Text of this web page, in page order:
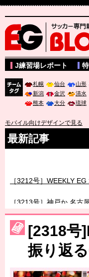
サッカー専門新聞ELGOLAZO
J練習場レポート
札幌 仙台 山形
新潟
金沢 清水
熊本
大分 琉球
モバイル向けデザインで見る
最新記事
［3212号］WEEKLY
［3213号］神戸か 名古
［3214号］WEST制覇
［3215号］WEEKLY EG
［3216号］行く末占うラ
[2318号
振り返